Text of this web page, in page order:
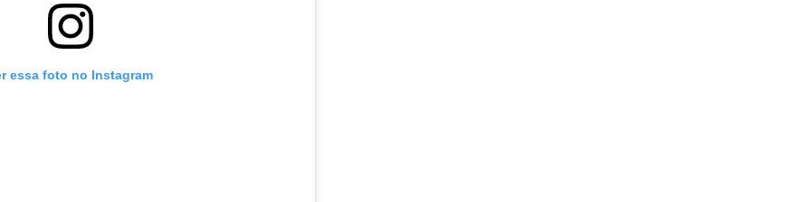
essa foto no Instagram